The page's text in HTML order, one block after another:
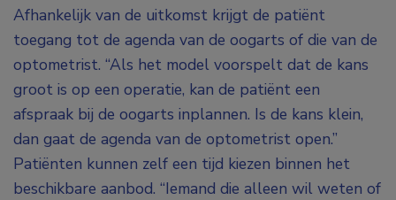
Afhankelijk van de uitkomst krijgt de patiënt
toegang tot de agenda van de oogarts of die van de
optometrist. “Als het model voorspelt dat de kans
groot is op een operatie, kan de patiënt een
afspraak bij de oogarts inplannen. Is de kans klein,
dan gaat de agenda van de optometrist open.”
Patiënten kunnen zelf een tijd kiezen binnen het
beschikbare aanbod. “Iemand die alleen wil weten of